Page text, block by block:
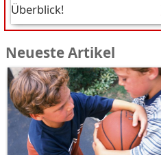
Überblick!
Neueste Artikel